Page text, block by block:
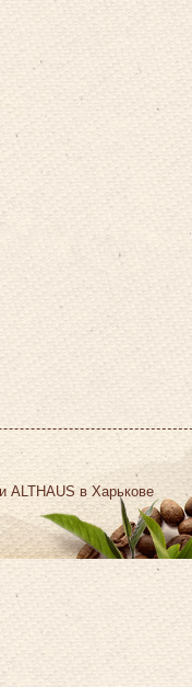
ALTHAUS в Харькове